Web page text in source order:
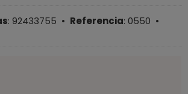
: 92433755 • Referencia: 0550 •